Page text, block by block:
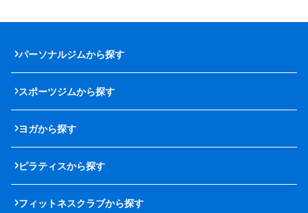
パーソナルジムから探す
スポーツジムから探す
ヨガから探す
ピラティスから探す
フィットネスクラブから探す